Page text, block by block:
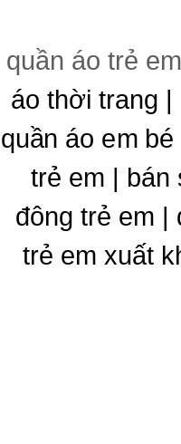
quần áo trẻ em
áo thời trang |
quần áo em
trẻ em | bán
đông trẻ em |
trẻ em xuất